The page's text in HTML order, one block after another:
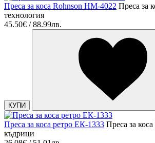
Преса за коса Rohnson HM-4022 Преса за
технология
45.50€ / 88.99лв.
КУПИ
Преса за коса ретро ЕК-1333 Преса за
къдрици